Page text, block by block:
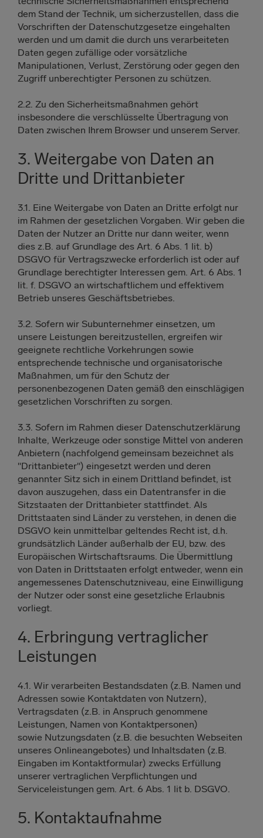
dem Stand der Technik, um sicherzustellen, dass die
Vorschriften der Datenschutzgesetze eingehalten
werden und um damit die durch uns verarbeiteten
Daten gegen zufällige oder vorsätzliche
Manipulationen, Verlust, Zerstörung oder gegen den
Zugriff unberechtigter Personen zu schützen.
2.2. Zu den Sicherheitsmaßnahmen gehört
insbesondere die verschlüsselte Übertragung von
Daten zwischen Ihrem Browser und unserem Server.
3. Weitergabe von Daten an
Dritte und Drittanbieter
3.1. Eine Weitergabe von Daten an Dritte erfolgt nur
im Rahmen der gesetzlichen Vorgaben. Wir geben die
Daten der Nutzer an Dritte nur dann weiter, wenn
dies z.B. auf Grundlage des Art. 6 Abs. 1 lit. b)
DSGVO für Vertragszwecke erforderlich ist oder auf
Grundlage berechtigter Interessen gem. Art. 6 Abs. 1
lit. f. DSGVO an wirtschaftlichem und effektivem
Betrieb unseres Geschäftsbetriebes.
3.2. Sofern wir Subunternehmer einsetzen, um
unsere Leistungen bereitzustellen, ergreifen wir
geeignete rechtliche Vorkehrungen sowie
entsprechende technische und organisatorische
Maßnahmen, um für den Schutz der
personenbezogenen Daten gemäß den einschlägigen
gesetzlichen Vorschriften zu sorgen.
3.3. Sofern im Rahmen dieser Datenschutzerklärung
Inhalte, Werkzeuge oder sonstige Mittel von anderen
Anbietern (nachfolgend gemeinsam bezeichnet als
"Drittanbieter") eingesetzt werden und deren
genannter Sitz sich in einem Drittland befindet, ist
davon auszugehen, dass ein Datentransfer in die
Sitzstaaten der Drittanbieter stattfindet. Als
Drittstaaten sind Länder zu verstehen, in denen die
DSGVO kein unmittelbar geltendes Recht ist, d.h.
grundsätzlich Länder außerhalb der EU, bzw. des
Europäischen Wirtschaftsraums. Die Übermittlung
von Daten in Drittstaaten erfolgt entweder, wenn ein
angemessenes Datenschutzniveau, eine Einwilligung
der Nutzer oder sonst eine gesetzliche Erlaubnis
vorliegt.
4. Erbringung vertraglicher
Leistungen
4.1. Wir verarbeiten Bestandsdaten (z.B. Namen und
Adressen sowie Kontaktdaten von Nutzern),
Vertragsdaten (z.B. in Anspruch genommene
Leistungen, Namen von Kontaktpersonen)
sowie Nutzungsdaten (z.B. die besuchten Webseiten
unseres Onlineangebotes) und Inhaltsdaten (z.B.
Eingaben im Kontaktformular) zwecks Erfüllung
unserer vertraglichen Verpflichtungen und
Serviceleistungen gem. Art. 6 Abs. 1 lit b. DSGVO.
5. Kontaktaufnahme